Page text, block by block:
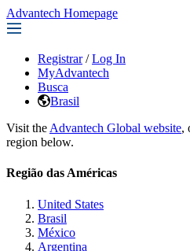
Advantech Homepage
Registrar / Log In
MyAdvantech
Busca
Brasil
Visit the Advantech Global website,
region below.
Região das Américas
United States
Brasil
México
Argentina